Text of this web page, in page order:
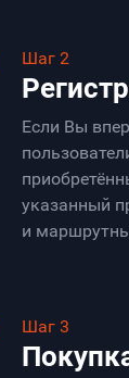
Шаг 2
Если Вы
указанный
и
Шаг 3